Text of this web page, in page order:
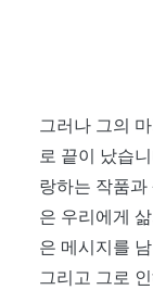
그러나 그의
로 끝이 났습
랑하는 작품과
은 우리에게
은 메시지를
그리고 그로